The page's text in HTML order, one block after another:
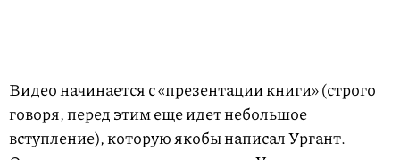
Видео начинается с «презентации книги» (строго
говоря, перед этим еще идет небольшое
вступление), которую якобы написал Ургант.